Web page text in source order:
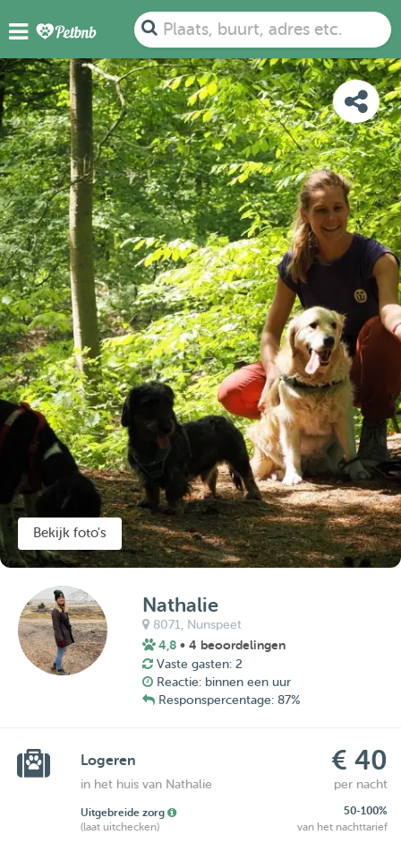
Plaats, buurt, adres etc.
FOTO'S BEOORDELINGEN KAART
Bekijk foto's
Nathalie
8071, Nunspeet
4,8 • 4 beoordelingen
Vaste gasten: 2
Reactie: binnen een uur
Responspercentage: 87%
Logeren € 40
in het huis van Nathalie per nacht
Uitgebreide zorg
50-100%
(laat uitchecken)
van het nachttarief